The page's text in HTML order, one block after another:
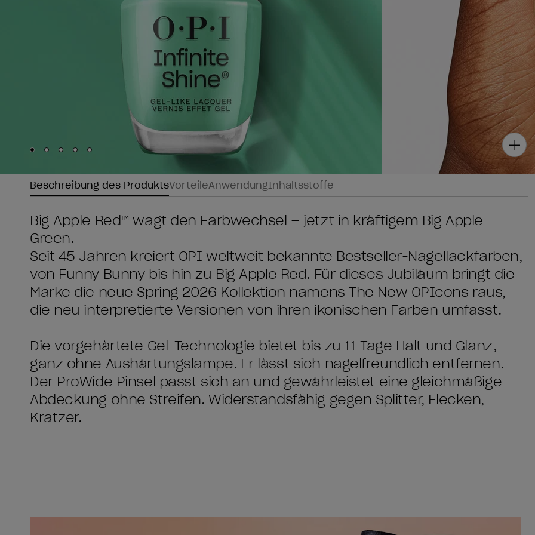
Skip to slide
Skip to slide
Skip to slide
Skip to slide
Skip to slide5
Beschreibung des ProduktsVorteileAnwendungInhaltsstoffe
Big Apple Red™ wagt den Farbwechsel – jetzt in kräftigem Big Apple
Green.
Seit 45 Jahren kreiert OPI weltweit bekannte Bestseller-Nagellackfarben,
von Funny Bunny bis hin zu Big Apple Red. Für dieses Jubiläum bringt die
Marke die neue Spring 2026 Kollektion namens The New OPIcons raus,
die neu interpretierte Versionen von ihren ikonischen Farben umfasst.
Die vorgehärtete Gel-Technologie bietet bis zu 11 Tage Halt und Glanz,
ganz ohne Aushärtungslampe. Er lässt sich nagelfreundlich entfernen.
Der ProWide Pinsel passt sich an und gewährleistet eine gleichmäßige
Abdeckung ohne Streifen. Widerstandsfähig gegen Splitter, Flecken,
Kratzer.